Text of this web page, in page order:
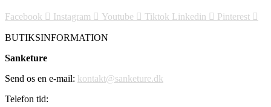
Facebook Instagram Youtube Tiktok Linkedin Pinterest
BUTIKSINFORMATION
Sanketure
Send os en e-mail: kontakt@sanketure.dk
Telefon tid: